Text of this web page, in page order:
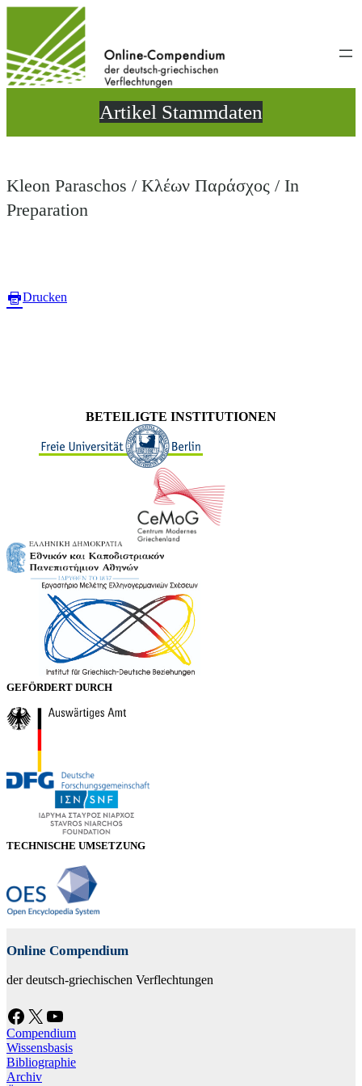
wechseln
Artikel Stammdaten
Kleon Paraschos / Κλέων Παράσχος / In
Preparation
Drucken
BETEILIGTE INSTITUTIONEN
GEFÖRDERT DURCH
TECHNISCHE UMSETZUNG
Online Compendium
der deutsch-griechischen Verflechtungen
Facebook X YouTube
Compendium
Wissensbasis
Bibliographie
Archiv